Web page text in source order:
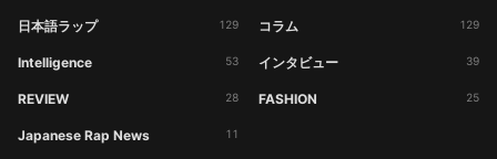
日本語ラップ 129 コラム 129
Intelligence 53 インタビュー 39
REVIEW 28 FASHION 25
Japanese Rap News 11